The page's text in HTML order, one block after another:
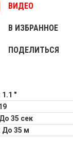
ВИДЕО
В ИЗБРАННОЕ
ПОДЕЛИТЬСЯ
1.1 "
До 35 сек
До 35 м